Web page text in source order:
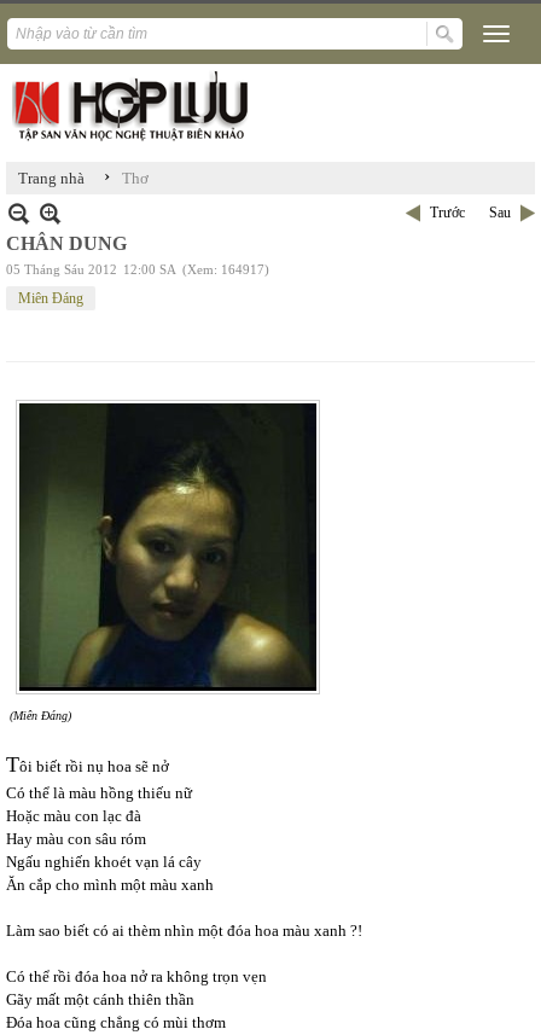
Trang nhà › Thơ
Trước Sau
CHÂN DUNG
05 Tháng Sáu 2012 12:00 SA (Xem: 164917)
Miên Đáng
(Miên Đáng)
Tôi biết rồi nụ hoa sẽ nở
Có thể là màu hồng thiếu nữ
Hoặc màu con lạc đà
Hay màu con sâu róm
Ngấu nghiến khoét vạn lá cây
Ăn cắp cho mình một màu xanh
Làm sao biết có ai thèm nhìn một đóa hoa màu xanh ?!
Có thể rồi đóa hoa nở ra không trọn vẹn
Gãy mất một cánh thiên thần
Đóa hoa cũng chẳng có mùi thơm